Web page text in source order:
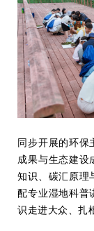
同步开展的环保
成果与生态建设
知识、碳汇原理
配专业湿地科普
识走进大众、扎